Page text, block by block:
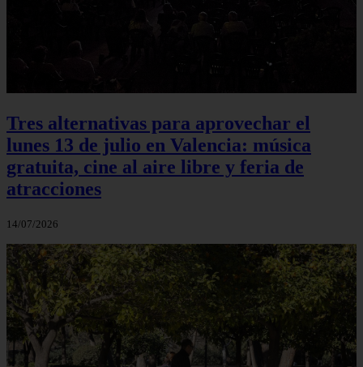
Tres alternativas para aprovechar el
lunes 13 de julio en Valencia: música
gratuita, cine al aire libre y feria de
atracciones
14/07/2026